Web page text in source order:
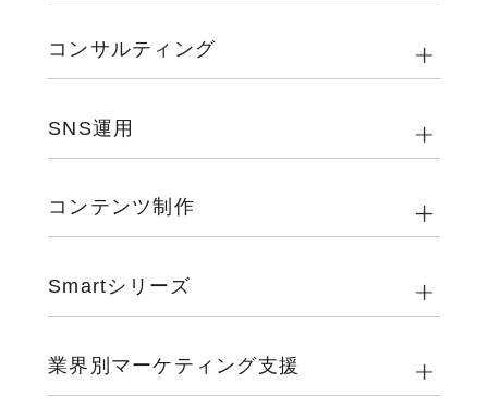
コンサルティング
SNS運用
コンテンツ制作
Smartシリーズ
業界別マーケティング支援